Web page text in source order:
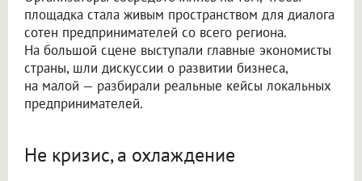
площадка стала живым пространством для диалога
сотен предпринимателей со всего региона.
На большой сцене выступали главные экономисты
страны, шли дискуссии о развитии бизнеса,
на малой — разбирали реальные кейсы локальных
предпринимателей.
Не кризис, а охлаждение